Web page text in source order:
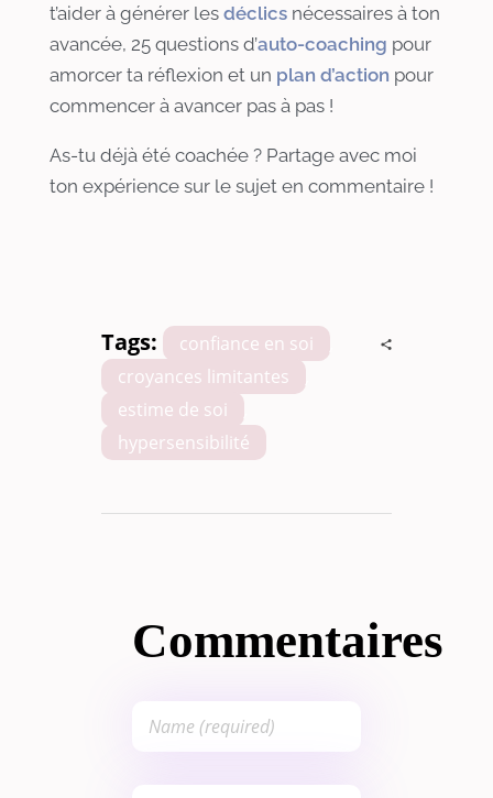
t’aider à générer les déclics nécessaires à ton
avancée, 25 questions d’auto-coaching pour
amorcer ta réflexion et un plan d’action pour
commencer à avancer pas à pas !
As-tu déjà été coachée ? Partage avec moi
ton expérience sur le sujet en commentaire !
Tags: confiance en soi
croyances limitantes
estime de soi
hypersensibilité
Commentaires